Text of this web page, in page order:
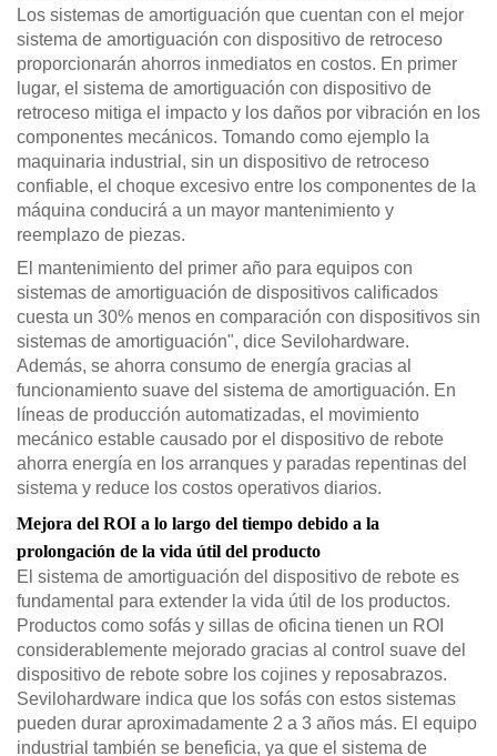
Los sistemas de amortiguación que cuentan con el mejor
sistema de amortiguación con dispositivo de retroceso
proporcionarán ahorros inmediatos en costos. En primer
lugar, el sistema de amortiguación con dispositivo de
retroceso mitiga el impacto y los daños por vibración en los
componentes mecánicos. Tomando como ejemplo la
maquinaria industrial, sin un dispositivo de retroceso
confiable, el choque excesivo entre los componentes de la
máquina conducirá a un mayor mantenimiento y
reemplazo de piezas.
El mantenimiento del primer año para equipos con
sistemas de amortiguación de dispositivos calificados
cuesta un 30% menos en comparación con dispositivos sin
sistemas de amortiguación", dice Sevilohardware.
Además, se ahorra consumo de energía gracias al
funcionamiento suave del sistema de amortiguación. En
líneas de producción automatizadas, el movimiento
mecánico estable causado por el dispositivo de rebote
ahorra energía en los arranques y paradas repentinas del
sistema y reduce los costos operativos diarios.
Mejora del ROI a lo largo del tiempo debido a la
prolongación de la vida útil del producto
El sistema de amortiguación del dispositivo de rebote es
fundamental para extender la vida útil de los productos.
Productos como sofás y sillas de oficina tienen un ROI
considerablemente mejorado gracias al control suave del
dispositivo de rebote sobre los cojines y reposabrazos.
Sevilohardware indica que los sofás con estos sistemas
pueden durar aproximadamente 2 a 3 años más. El equipo
industrial también se beneficia, ya que el sistema de